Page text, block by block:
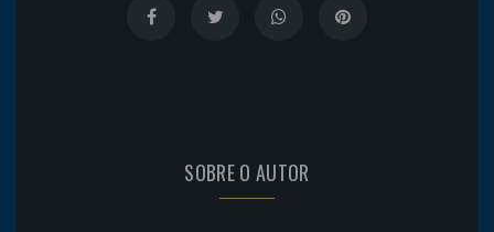
SOBRE O AUTOR